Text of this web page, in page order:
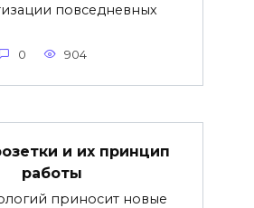
повседневных
0 904
и их принцип
работы
приносит новые